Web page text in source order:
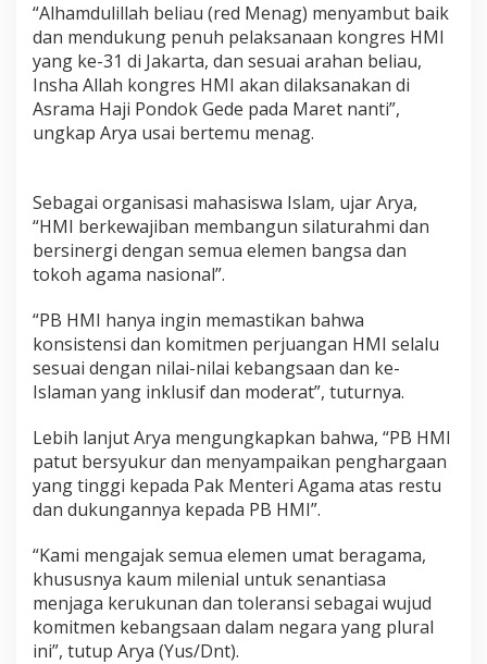
r
a
m
a
H
a
j
a
k
a
r
t
“Alhamdulillah beliau (red Menag) menyambut baik
dan mendukung penuh pelaksanaan kongres HMI
yang ke-31 di Jakarta, dan sesuai arahan beliau,
Insha Allah kongres HMI akan dilaksanakan di
Asrama Haji Pondok Gede pada Maret nanti”,
ungkap Arya usai bertemu menag.
Sebagai organisasi mahasiswa Islam, ujar Arya,
“HMI berkewajiban membangun silaturahmi dan
bersinergi dengan semua elemen bangsa dan
tokoh agama nasional”.
“PB HMI hanya ingin memastikan bahwa
konsistensi dan komitmen perjuangan HMI selalu
sesuai dengan nilai-nilai kebangsaan dan ke-
Islaman yang inklusif dan moderat”, tuturnya.
Lebih lanjut Arya mengungkapkan bahwa, “PB HMI
patut bersyukur dan menyampaikan penghargaan
yang tinggi kepada Pak Menteri Agama atas restu
dan dukungannya kepada PB HMI”.
“Kami mengajak semua elemen umat beragama,
khususnya kaum milenial untuk senantiasa
menjaga kerukunan dan toleransi sebagai wujud
komitmen kebangsaan dalam negara yang plural
ini”, tutup Arya (Yus/Dnt).